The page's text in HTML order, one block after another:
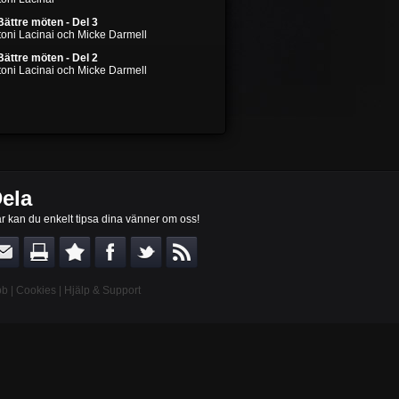
möten - Del 3
Lacinai och Micke Darmell
möten - Del 2
Lacinai och Micke Darmell
kan du enkelt tipsa dina vänner om oss!
Cookies Hjälp & Support